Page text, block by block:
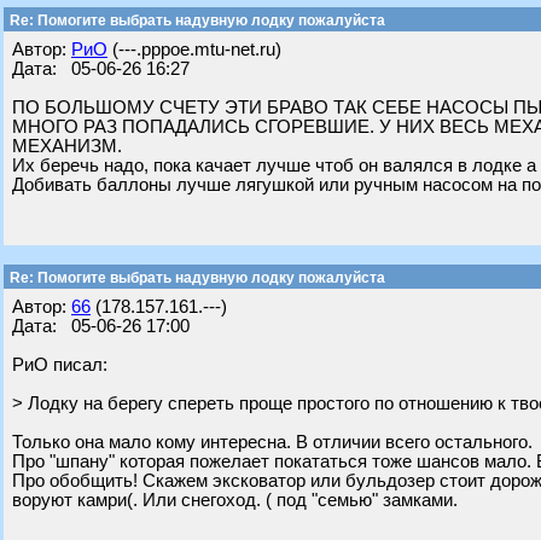
Re: Помогите выбрать надувную лодку пожалуйста
Автор: РиО (---.pppoe.mtu-net.ru)
Дата: 05-06-26 16:27
ПО БОЛЬШОМУ СЧЕТУ ЭТИ БРАВО ТАК СЕБЕ НАСОСЫ
МНОГО РАЗ ПОПАДАЛИСЬ СГОРЕВШИЕ. У НИХ ВЕСЬ
МЕХАНИЗМ.
Их беречь надо, пока качает лучше чтоб он валялся в лодке
Добивать баллоны лучше лягушкой или ручным насосом на
Re: Помогите выбрать надувную лодку пожалуйста
Автор: 66 (178.157.161.---)
Дата: 05-06-26 17:00
РиО писал:
> Лодку на берегу спереть проще простого по отношению к
Только она мало кому интересна. В отличии всего остального.
Про "шпану" которая пожелает покататься тоже шансов
Про обобщить! Скажем эксковатор или бульдозер стоит
воруют камри(. Или снегоход. ( под "семью" замками.